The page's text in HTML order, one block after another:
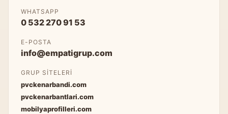
WHATSAPP
0 532 270 91 53
E-POSTA
info@empatigrup.com
GRUP SITELERI
pvckenarbandi.com
pvckenarbantlari.com
mobilyaprofilleri.com